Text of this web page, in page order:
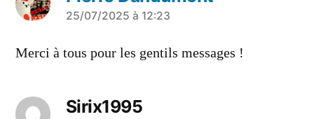
a
dit :
25/07/2025 à 12:23
Merci à tous pour les gentils messages !
Sirix1995